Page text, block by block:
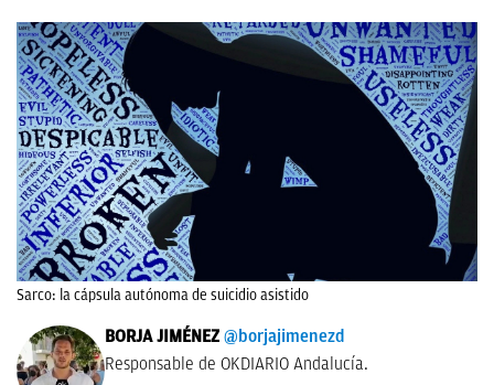
Sarco: la cápsula autónoma de suicidio asistido
BORJA JIMÉNEZ @borjajimenezd
Responsable de OKDIARIO Andalucía.